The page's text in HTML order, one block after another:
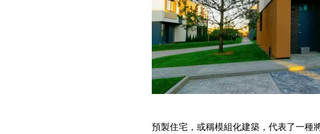
預製住宅，或稱模組化建築，代表了一種